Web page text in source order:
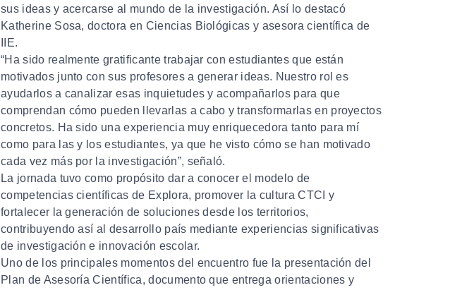
sus ideas y acercarse al mundo de la investigación. Así lo destacó
Katherine Sosa, doctora en Ciencias Biológicas y asesora científica de
IIE.
“Ha sido realmente gratificante trabajar con estudiantes que están
motivados junto con sus profesores a generar ideas. Nuestro rol es
ayudarlos a canalizar esas inquietudes y acompañarlos para que
comprendan cómo pueden llevarlas a cabo y transformarlas en proyectos
concretos. Ha sido una experiencia muy enriquecedora tanto para mí
como para las y los estudiantes, ya que he visto cómo se han motivado
cada vez más por la investigación”, señaló.
La jornada tuvo como propósito dar a conocer el modelo de
competencias científicas de Explora, promover la cultura CTCI y
fortalecer la generación de soluciones desde los territorios,
contribuyendo así al desarrollo país mediante experiencias significativas
de investigación e innovación escolar.
Uno de los principales momentos del encuentro fue la presentación del
Plan de Asesoría Científica, documento que entrega orientaciones y